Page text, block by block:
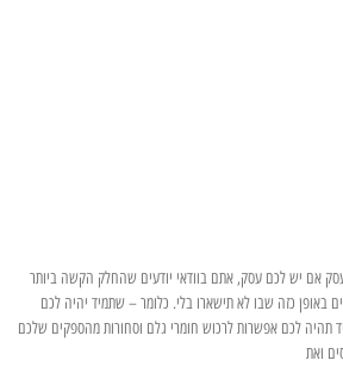
עסק אם יש לכם עסק, אתם בוודאי יודעים שהחלק הקשה ביותר
באופן כזה שבו לא תישארו בלי. כלומר – שתמיד יהיה לכם
לכם אפשרות לרכוש חומרי גלם וסחורות מהספקים שלכם
ואת